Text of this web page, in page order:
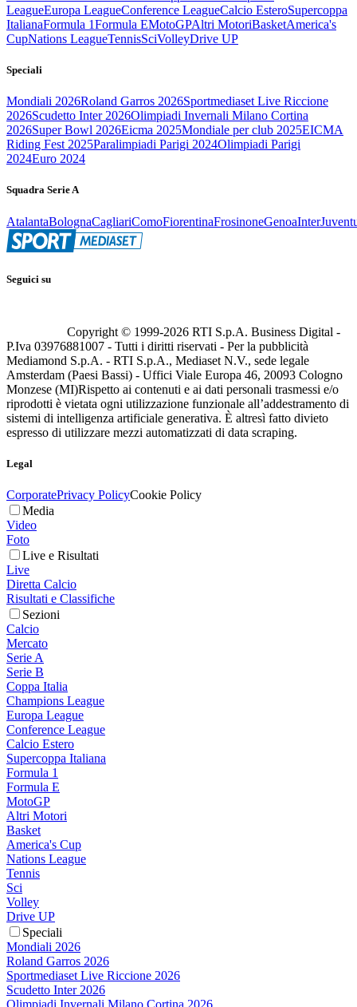
LeagueEuropa LeagueConference LeagueCalcio EsteroSupercoppa
ItalianaFormula 1Formula EMotoGPAltri MotoriBasketAmerica's
CupNations LeagueTennisSciVolleyDrive UP
Speciali
Mondiali 2026Roland Garros 2026Sportmediaset Live Riccione
2026Scudetto Inter 2026Olimpiadi Invernali Milano Cortina
2026Super Bowl 2026Eicma 2025Mondiale per club 2025EICMA
Riding Fest 2025Paralimpiadi Parigi 2024Olimpiadi Parigi
2024Euro 2024
Squadra Serie A
AtalantaBolognaCagliariComoFiorentinaFrosinoneGenoaInter
Seguici su
Copyright © 1999-2026 RTI S.p.A. Business Digital -
P.Iva 03976881007 - Tutti i diritti riservati - Per la pubblicità
Mediamond S.p.A. - RTI S.p.A., Mediaset N.V., sede legale
Amsterdam (Paesi Bassi) - Uffici Viale Europa 46, 20093 Cologno
Monzese (MI)Rispetto ai contenuti e ai dati personali trasmessi e/o
riprodotti è vietata ogni utilizzazione funzionale all’addestramento di
sistemi di intelligenza artificiale generativa. È altresì fatto divieto
espresso di utilizzare mezzi automatizzati di data scraping.
Legal
CorporatePrivacy PolicyCookie Policy
Media
Video
Foto
Live e Risultati
Live
Diretta Calcio
Risultati e Classifiche
Sezioni
Calcio
Mercato
Serie A
Serie B
Coppa Italia
Champions League
Europa League
Conference League
Calcio Estero
Supercoppa Italiana
Formula 1
Formula E
MotoGP
Altri Motori
Basket
America's Cup
Nations League
Tennis
Sci
Volley
Drive UP
Speciali
Mondiali 2026
Roland Garros 2026
Sportmediaset Live Riccione 2026
Scudetto Inter 2026